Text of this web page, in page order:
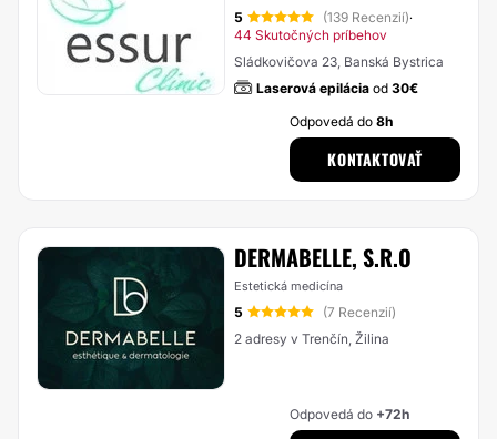
5 (139 Recenzií)·
44 Skutočných príbehov
Sládkovičova 23, Banská Bystrica
Laserová epilácia od 30€
Odpovedá do8h
KONTAKTOVAŤ
DERMABELLE, S.R.O
Estetická medicína
5
(7 Recenzií)
2 adresy v Trenčín, Žilina
Odpovedá do +72h